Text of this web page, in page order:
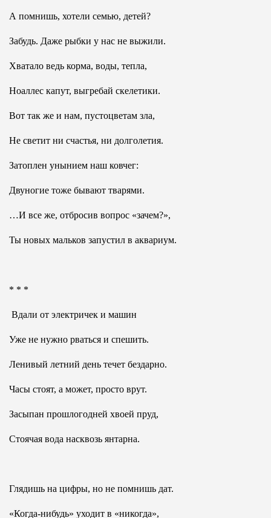
А помнишь, хотели семью, детей?
Забудь. Даже рыбки у нас не выжили.
Хватало ведь корма, воды, тепла,
Ноаллес капут, выгребай скелетики.
Вот так же и нам, пустоцветам зла,
Не светит ни счастья, ни долголетия.
Затоплен унынием наш ковчег:
Двуногие тоже бывают тварями.
…И все же, отбросив вопрос «зачем?»,
Ты новых мальков запустил в аквариум.
* * *
Вдали от электричек и машин
Уже не нужно рваться и спешить.
Ленивый летний день течет бездарно.
Часы стоят, а может, просто врут.
Засыпан прошлогодней хвоей пруд,
Стоячая вода насквозь янтарна.
Глядишь на цифры, но не помнишь дат.
«Когда-нибудь» уходит в «никогда»,